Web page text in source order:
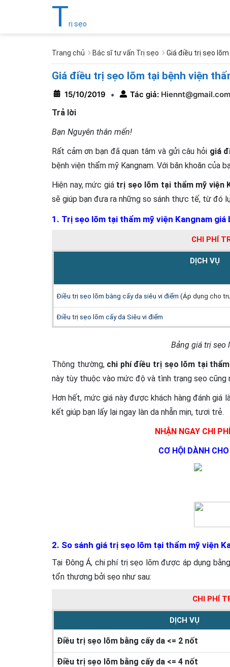
Trị sẹo
Trang chủ Bác sĩ tư vấn Trị sẹo Giá điều trị sẹo
Giá điều trị sẹo lõm tại bệnh viện
15/10/2019 * Tác giả: Hiennt@gmail.com
Trả lời
Bạn Nguyên thân mến!
Rất cảm ơn bạn đã quan tâm và gửi câu hỏi giá
bệnh viện thẩm mỹ Kangnam. Với băn khoăn của
Hiện nay, mức giá trị sẹo lõm tại thẩm mỹ viện
sẽ giúp bạn đưa ra những so sánh thực tế, từ đó
1. Trị sẹo lõm tại thẩm mỹ viện Kangnam giá
CHI PHÍ
DỊCH VỤ
Điều trị sẹo lõm bằng cấy da siêu vi điểm (Áp dụng cho
Điều trị sẹo lõm cấy da Siêu vi điểm
Bảng giá trị sẹo
Thông thường, chi phí điều trị sẹo lõm tại thẩm
này tùy thuộc vào mức độ và tình trạng sẹo cũng
Hơn hết, mức giá này được khách hàng đánh giá
kết giúp bạn lấy lại ngay làn da nhẵn mịn, tươi trẻ.
NHẬN NGAY CHI
CƠ HỘI DÀNH
2. So sánh giá trị sẹo lõm tại thẩm mỹ viện
Tại Đông Á, chi phí trị sẹo lõm được áp dụng
tổn thương bởi sẹo như sau:
CHI PHÍ
DỊCH VỤ
Điều trị sẹo lõm bằng cấy da <= 2 nốt
Điều trị sẹo lõm bằng cấy da <= 4 nốt